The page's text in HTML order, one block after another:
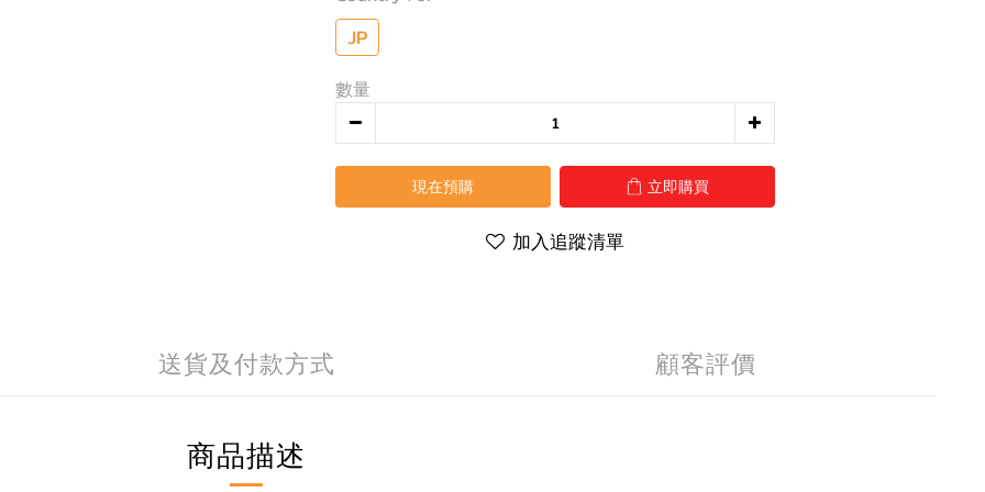
JP
數量
現在預購 立即購買
加入追蹤清單
送貨及付款方式 顧客評價
商品描述